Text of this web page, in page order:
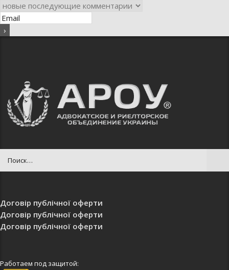
Договір публічної оферти
Договір публічної оферти
Договір публічної оферти
Работаем под защитой: